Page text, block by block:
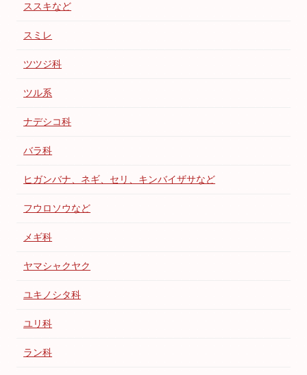
ススキなど
スミレ
ツツジ科
ツル系
ナデシコ科
バラ科
ヒガンバナ、ネギ、セリ、キンバイザサなど
フウロソウなど
メギ科
ヤマシャクヤク
ユキノシタ科
ユリ科
ラン科